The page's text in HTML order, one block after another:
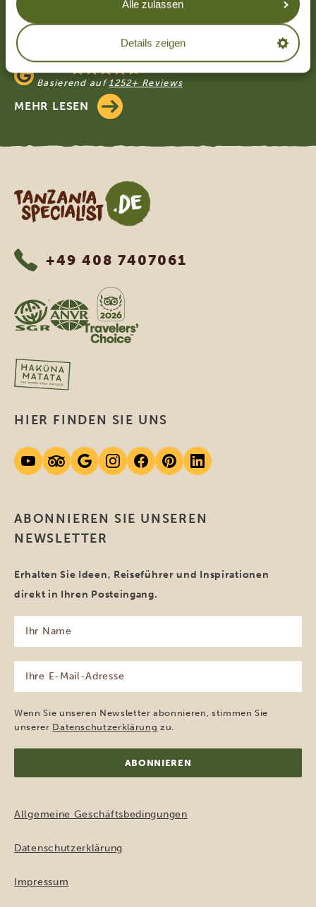
Alle zulassen
Details zeigen
UNSERE GÄSTE EMPFEHLEN TANZANIA
SPECIALIST
Basierend auf1252+ Reviews
MEHR LESEN
Tanzania Specialist
+49 408 7407061
ABONNIEREN SIE UNSEREN
NEWSLETTER
Erhalten Sie Ideen, Reiseführer und Inspirationen
direkt in Ihren Posteingang.
Name
(erforderlich)
Mail-
Adresse
(erforderlich)
Wenn Sie unseren Newsletter abonnieren, stimmen Sie
unserer Datenschutzerklärung zu.
HIER FINDEN SIE UNS
Allgemeine Geschäftsbedingungen
Datenschutzerklärung
Impressum